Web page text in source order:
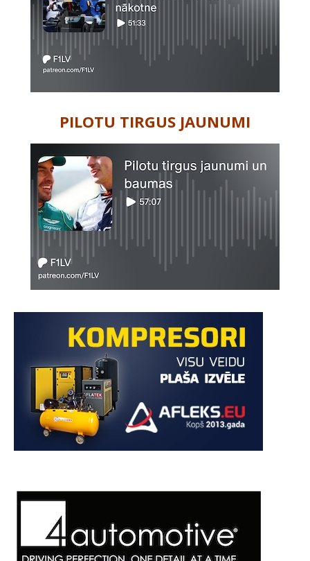
PILOTU TIRGUS JAUNUMI